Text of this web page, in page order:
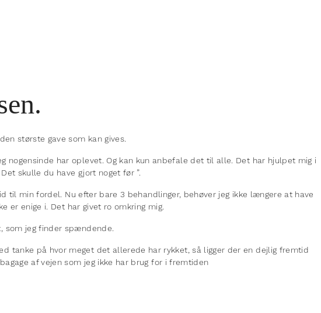
største gave som kan gives.
nogensinde har oplevet. Og kan kun anbefale det til alle. Det har hjulpet mig i
skulle du have gjort noget før ”.
til min fordel. Nu efter bare 3 behandlinger, behøver jeg ikke længere at have
er enige i. Det har givet ro omkring mig.
som jeg finder spændende.
tanke på hvor meget det allerede har rykket, så ligger der en dejlig fremtid
af vejen som jeg ikke har brug for i fremtiden